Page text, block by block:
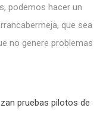
podemos hacer un
que sea
no genere problemas
pruebas pilotos de